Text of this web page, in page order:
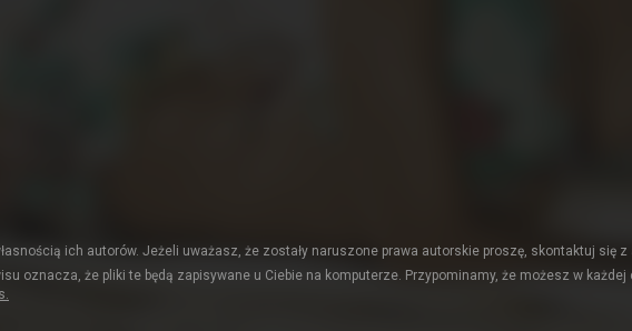
ich autorów. Jeżeli uważasz, że zostały naruszone prawa autorskie proszę, skontaktuj się
oznacza, że pliki te będą zapisywane u Ciebie na komputerze. Przypominamy, że możesz w